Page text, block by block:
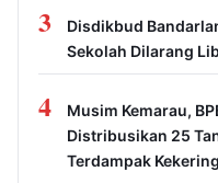
ARTIKEL POPULER